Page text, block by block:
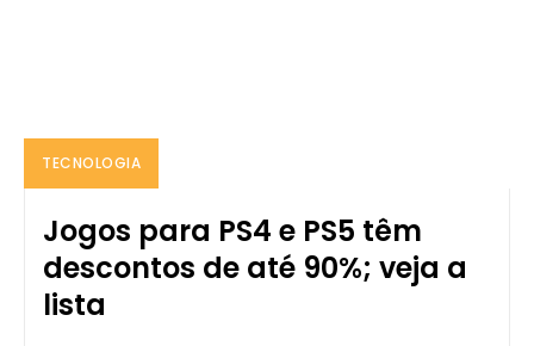
TECNOLOGIA
Jogos para PS4 e PS5 têm
descontos de até 90%; veja a
lista